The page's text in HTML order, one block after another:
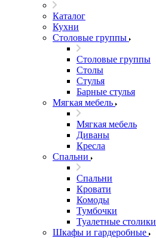
Каталог
Кухни
Столовые группы
Столовые группы
Столы
Стулья
Барные стулья
Мягкая мебель
Мягкая мебель
Диваны
Кресла
Спальни
Спальни
Кровати
Комоды
Тумбочки
Туалетные столики
Шкафы и гардеробные